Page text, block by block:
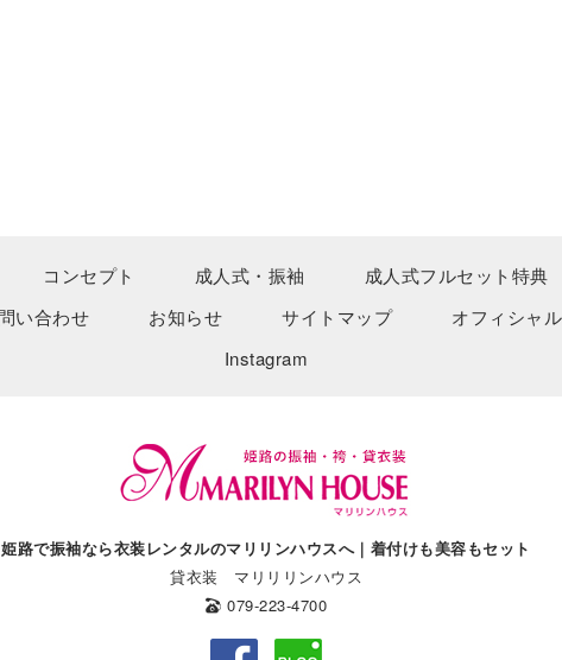
コンセプト 成人式・振袖 成人式フルセット特典
い合わせ
お知らせ サイトマップ オフィシャ
Instagram
姫路で振袖なら衣装レンタルのマリリンハウスへ｜着付けも美容もセット
貸衣装 マリリリンハウス
079-223-4700